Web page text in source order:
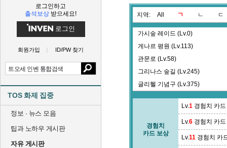
로그인하고
출석보상 받으세요!
로그인
회원가입 ID/PW 찾기
TOS 화제 집중
정보 · 뉴스 모음
팁과 노하우 게시판
자유 게시판
지역: All ㄱ ㄴ ㄷ
가시숲 레이드 (Lv.0)
게나르 평원 (Lv.113)
관문로 (Lv.58)
그리나스 숲길 (Lv.245)
글리헬 기념구 (Lv.375)
긴다리 계곡 (Lv.64)
경험치
카드 보상
Lv.1 경험치 카드
Lv.6 경험치 카드
Lv.11 경험치 카